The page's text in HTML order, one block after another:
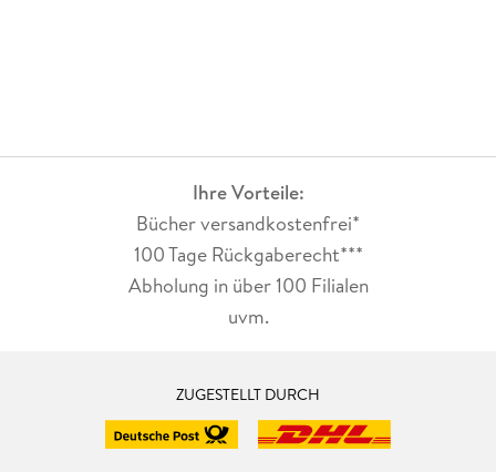
Ihre Vorteile:
Bücher versandkostenfrei*
100 Tage Rückgaberecht***
Abholung in über 100 Filialen
uvm.
ZUGESTELLT DURCH